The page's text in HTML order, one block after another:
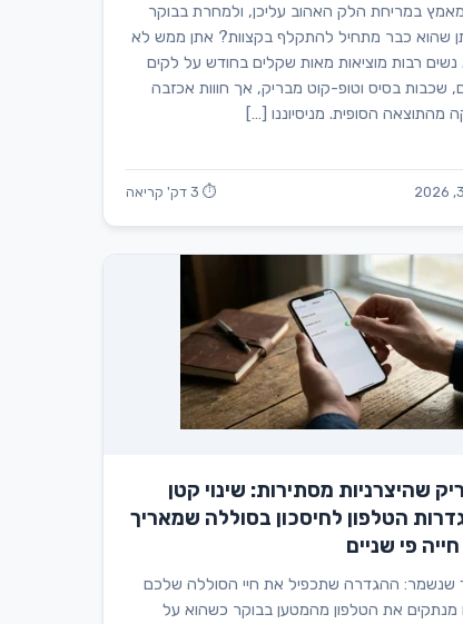
במריחת הלק האהוב עליכן, ולמחרת בבוקר
שהוא כבר מתחיל להתקלף בקצוות? אתן ממש לא
נשים רבות מוציאות מאות שקלים בחודש על לקים
שכבות בסיס וטופ-קוט מבריק, אך חווות אכזבה
מהתוצאה הסופית. מניסיוננו […]
⏱ 3 דק' קריאה
שהיצרניות מסתירות: שינוי קטן
הטלפון לחיסכון בסוללה שמאריך
פי שניים
שנשמר: ההגדרה שתכפיל את חיי הסוללה שלכם
את הטלפון מהמטען בבוקר כשהוא על